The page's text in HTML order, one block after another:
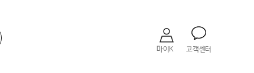
마이K 고객센터